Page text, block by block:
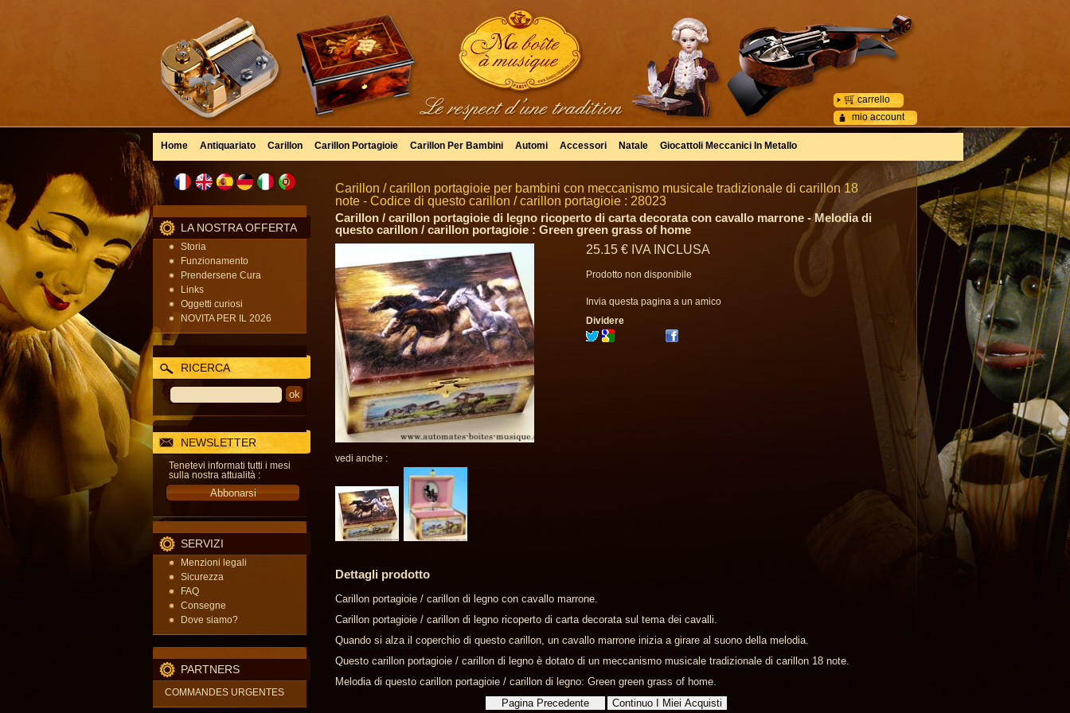
mio account
carrello
Home Antiquariato Carillon Carillon Portagioie Carillon Per Bambini Automi Accessori Natale Giocattoli Meccanici In Metallo
LA NOSTRA OFFERTA
Storia
Funzionamento
Prendersene Cura
Links
Oggetti curiosi
NOVITA PER IL 2026
RICERCA
NEWSLETTER
Tenetevi informati tutti i mesi
sulla nostra attualità :
SERVIZI
Menzioni legali
Sicurezza
FAQ
Consegne
Dove siamo?
PARTNERS
COMMANDES URGENTES
Carillon / carillon portagioie per bambini con meccanismo musicale tradizionale di carillon 18
note - Codice di questo carillon / carillon portagioie : 28023
Carillon / carillon portagioie di legno ricoperto di carta decorata con cavallo marrone - Melodia di
questo carillon / carillon portagioie : Green green grass of home
vedi anche :
25.15 € IVA INCLUSA
Prodotto non disponibile
Invia questa pagina a un amico
Dividere
Dettagli prodotto
Carillon portagioie / carillon di legno con cavallo marrone.
Carillon portagioie / carillon di legno ricoperto di carta decorata sul tema dei cavalli.
Quando si alza il coperchio di questo carillon, un cavallo marrone inizia a girare al suono della melodia.
Questo carillon portagioie / carillon di legno è dotato di un meccanismo musicale tradizionale di carillon 18 note.
Melodia di questo carillon portagioie / carillon di legno: Green green grass of home.